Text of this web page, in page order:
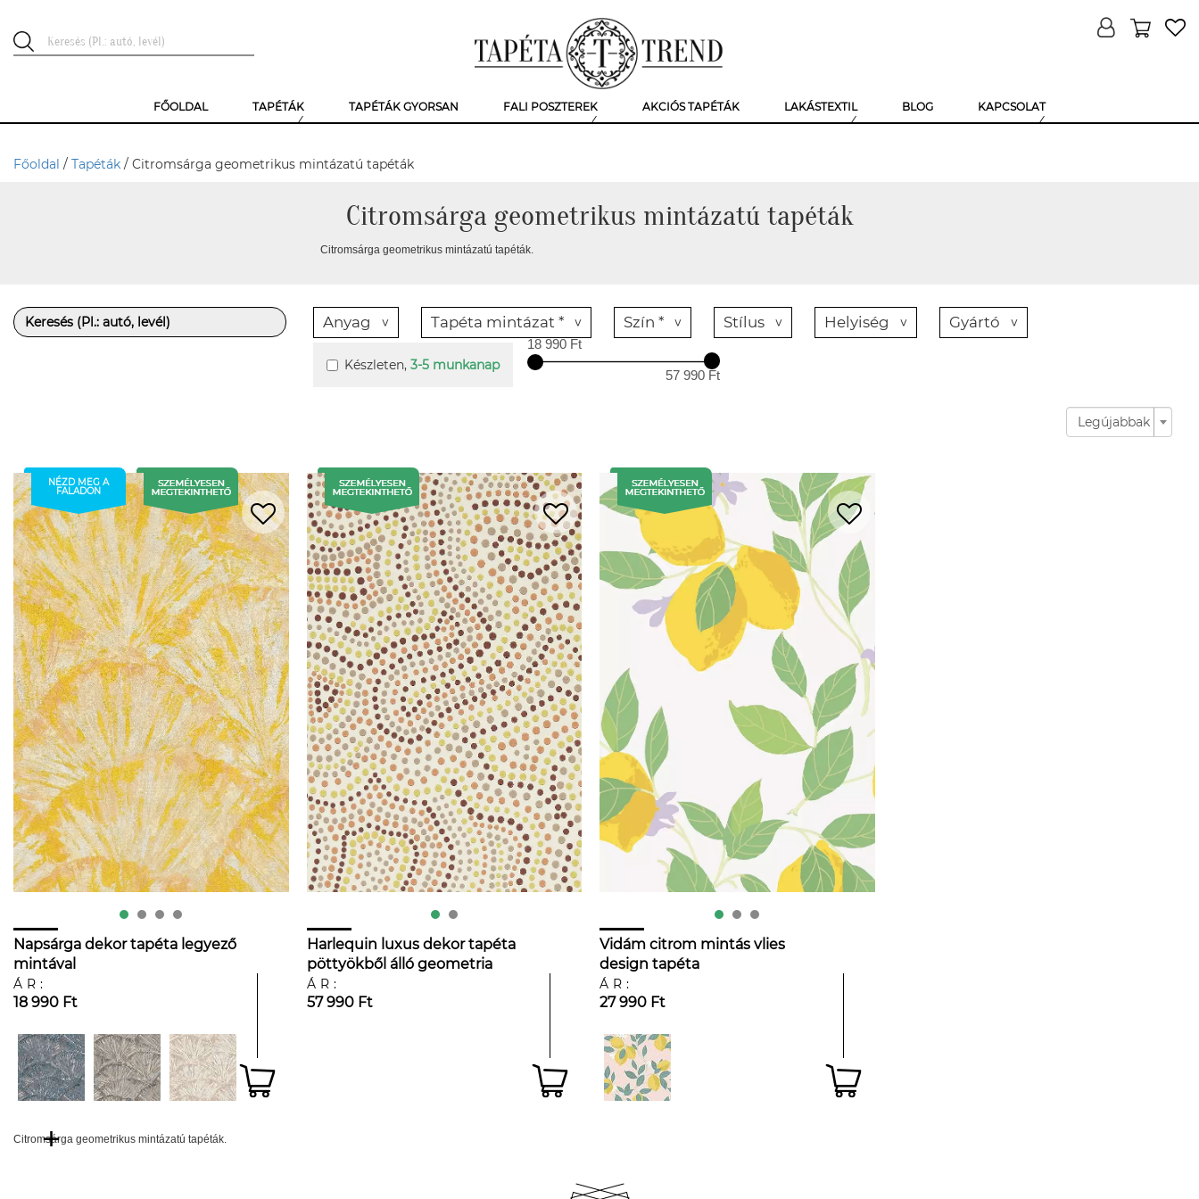
FŐOLDAL TAPÉTÁK TAPÉTÁK GYORSAN FALI POSZTEREK AKCIÓS TAPÉTÁK LAKÁSTEXTIL BLOG KAPCSOLAT
Főoldal / Tapéták / Citromsárga geometrikus mintázatú tapéták
Citromsárga geometrikus mintázatú tapéták
Citromsárga geometrikus mintázatú tapéták.
Anyag Tapéta mintázat * Szín * Stílus Helyiség Gyártó
Készleten, 3-5 munkanap
18 990 Ft
57 990 Ft
Legújabbak
NÉZD MEG A
FALADON
Napsárga dekor tapéta legyező
mintával
ÁR:
18 990 Ft
Harlequin luxus dekor tapéta
pöttyökből álló geometria
mintával
ÁR:
57 990 Ft
Vidám citrom mintás vlies
design tapéta
ÁR:
27 990 Ft
Citromsárga geometrikus mintázatú tapéták.